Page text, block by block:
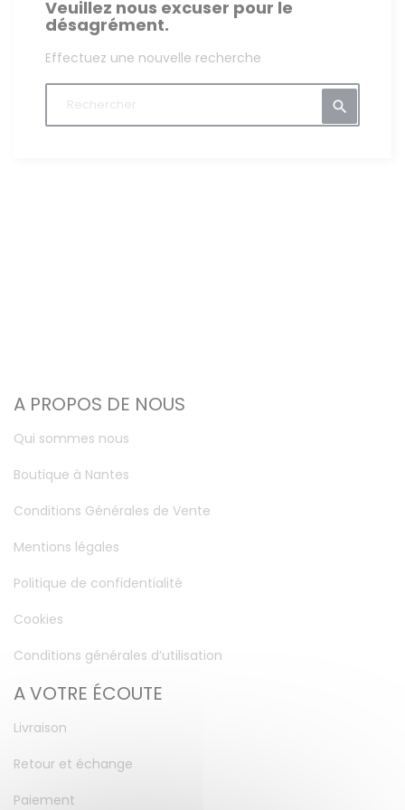
Veuillez nous excuser pour le
désagrément.
Effectuez une nouvelle recherche

A PROPOS DE NOUS
Qui sommes nous
Boutique à Nantes
Conditions Générales de Vente
Mentions légales
Politique de confidentialité
Cookies
Conditions générales d’utilisation
A VOTRE ÉCOUTE
Livraison
Retour et échange
Paiement